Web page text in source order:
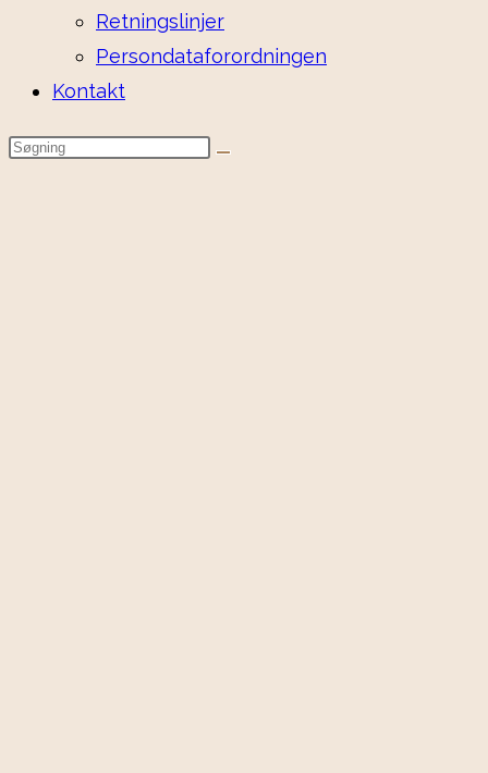
Retningslinjer
Persondataforordningen
Kontakt